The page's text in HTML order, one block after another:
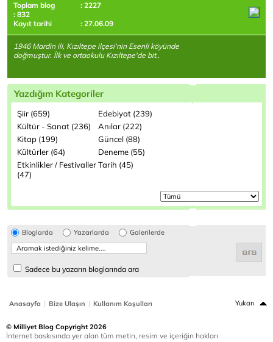
Toplam blog
: 2227
: 832
Kayıt tarihi
: 27.06.09
1946 Mardin ili, Kızıltepe ilçesi'nin Esenli köyünde
doğmuştur. İlk ve ortaokulu Kızıltepe'de bit..
Yazdığım Kategoriler
Şiir (659)
Edebiyat (239)
Kültür - Sanat (236)
Anılar (222)
Kitap (199)
Güncel (88)
Kültürler (64)
Deneme (55)
Etkinlikler / Festivaller
(47)
Tarih (45)
Bloglarda Yazarlarda Galerilerde
Sadece bu yazarın bloglarında ara
Anasayfa | Bize Ulaşın | Kullanım Koşulları Yukarı
© Milliyet Blog Copyright 2026
İnternet baskısında yer alan tüm metin, resim ve içeriğin hakları